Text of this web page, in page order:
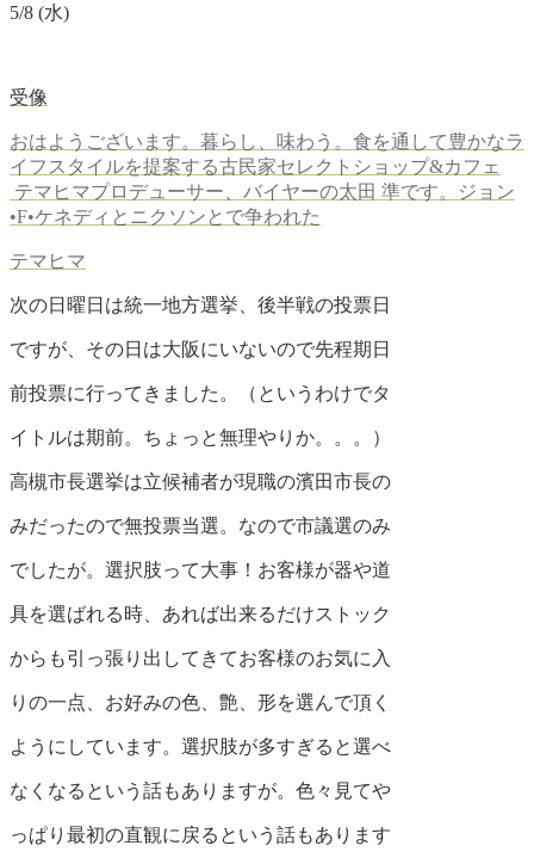
5/8 (水)
受像
おはようございます。暮らし、味わう。食を通して豊かなラ
イフスタイルを提案する古民家セレクトショップ&カフェ
テマヒマプロデューサー、バイヤーの太田 準です。ジョン
•F•ケネディとニクソンとで争われた
テマヒマ
次の日曜日は統一地方選挙、後半戦の投票日
ですが、 その日は大阪にいないので先程期日
前投票に行ってきました。 （というわけでタ
イトルは期前。ちょっと無理やりか。。。）
高槻市長選挙は立候補者が現職の濱田市長の
みだったので無投票当選。なので市議選のみ
でしたが。選択肢って大事！お客様が器や道
具を選ばれる時、あれば出来るだけストック
からも引っ張り出してきてお客様のお気に入
りの一点、お好みの色、艶、形を選んで頂く
ようにしています。選択肢が多すぎると選べ
なくなるという話もありますが。色々見てや
っぱり最初の直観に戻るという話もあります